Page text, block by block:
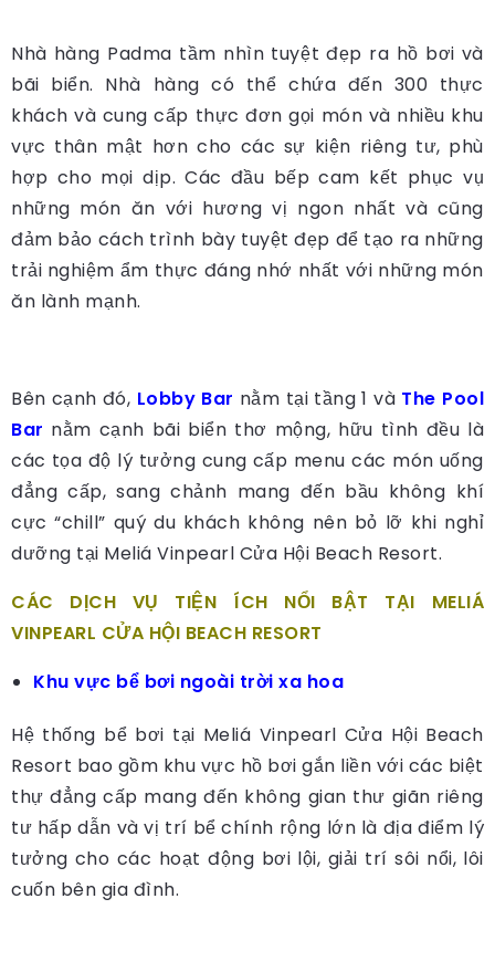
Nhà hàng Padma tầm nhìn tuyệt đẹp ra hồ bơi và
bãi biển. Nhà hàng có thể chứa đến 300 thực
khách và cung cấp thực đơn gọi món và nhiều khu
vực thân mật hơn cho các sự kiện riêng tư, phù
hợp cho mọi dịp. Các đầu bếp cam kết phục vụ
những món ăn với hương vị ngon nhất và cũng
đảm bảo cách trình bày tuyệt đẹp để tạo ra những
trải nghiệm ẩm thực đáng nhớ nhất với những món
ăn lành mạnh.
Bên cạnh đó, Lobby Bar nằm tại tầng 1 và The Pool
Bar nằm cạnh bãi biển thơ mộng, hữu tình đều là
các tọa độ lý tưởng cung cấp menu các món uống
đẳng cấp, sang chảnh mang đến bầu không khí
cực “chill” quý du khách không nên bỏ lỡ khi nghỉ
dưỡng tại Meliá Vinpearl Cửa Hội Beach Resort.
CÁC DỊCH VỤ TIỆN ÍCH NỔI BẬT TẠI
MELIÁ
VINPEARL CỬA HỘI BEACH RESORT
Khu vực bể bơi ngoài trời xa hoa
Hệ thống bể bơi tại Meliá Vinpearl Cửa Hội Beach
Resort bao gồm khu vực hồ bơi gắn liền với các biệt
thự đẳng cấp mang đến không gian thư giãn riêng
tư hấp dẫn và vị trí bể chính rộng lớn là địa điểm lý
tưởng cho các hoạt động bơi lội, giải trí sôi nổi, lôi
cuốn bên gia đình.